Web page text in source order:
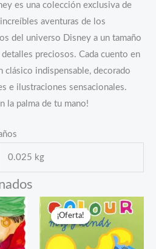
es una colección exclusiva de
aventuras de los
del universo Disney a un tamaño
preciosos. Cada cuento en
clásico indispensable, decorado
e ilustraciones sensacionales.
la palma de tu mano!
0.025 kg
¡Oferta!
¡Oferta!